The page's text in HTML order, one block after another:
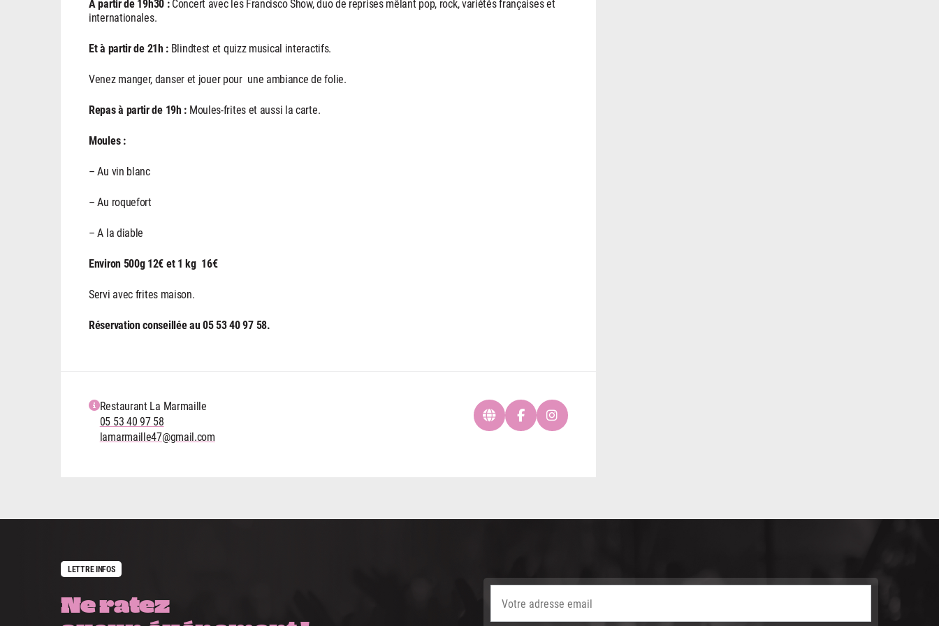
À partir de 19h30:Concert avec les Francisco Show, duo de reprises mêlant pop, rock, variétés françaises et
internationales.
Et à partir de 21h : Blindtest et quizz musical interactifs.
Venez manger, danser et jouer pour une ambiance de folie.
Repas à partir de 19h : Moules-frites et aussi la carte.
Moules :
– Au vin blanc
– Au roquefort
– A la diable
Environ 500g 12€ et 1 kg 16€
Servi avec frites maison.
Réservation conseillée au 05 53 40 97 58.
Restaurant La Marmaille
05 53 40 97 58
lamarmaille47@gmail.com
LETTRE INFOS
Ne ratez